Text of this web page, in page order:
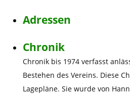
Adressen
Chronik
Chronik bis 1974 verfasst
Bestehen des Vereins. Diese
Lagepläne. Sie wurde von